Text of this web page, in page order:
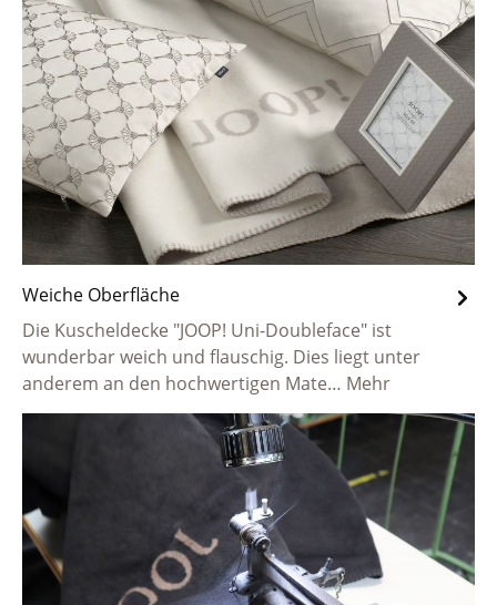
Weiche Oberfläche
Die Kuscheldecke "JOOP! Uni-Doubleface" ist
wunderbar weich und flauschig. Dies liegt unter
anderem an den hochwertigen Mate… Mehr